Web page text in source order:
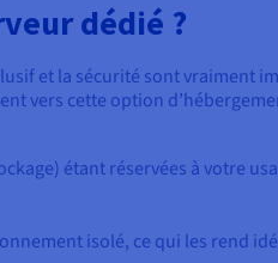
dédié ?
et la sécurité sont vraiment
vers cette option
étant réservées à votre
isolé, ce qui les rend